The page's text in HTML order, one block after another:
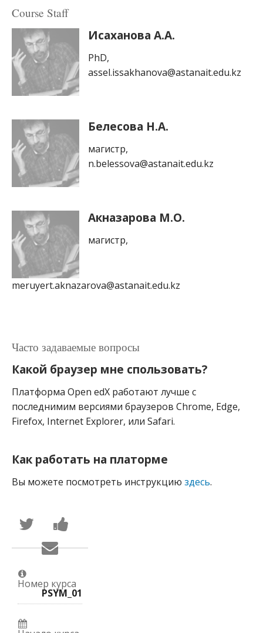
Course Staff
Исаханова А.А.
PhD,
assel.issakhanova@astanait.edu.kz
Белесова Н.А.
магистр,
n.belessova@astanait.edu.kz
Акназарова М.О.
магистр,
meruyert.aknazarova@astanait.edu.kz
Часто задаваемые вопросы
Какой браузер мне спользовать?
Платформа Open edX работают лучше с
последнимим версиями браузеров Chrome, Edge,
Firefox, Internet Explorer, или Safari.
Как работать на платорме
Вы можете посмотреть инструкцию здесь.
Написать
Твиттер
отом,
вы
присоединились
этому
Facebook
записи
на
курс.
Сообщить
по
электронной
что
вы
записались
на
Номер курса
PSYM_01